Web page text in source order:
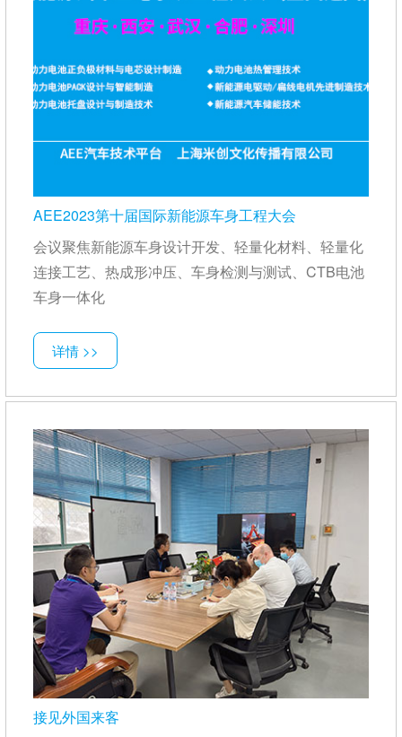
AEE2023第十届国际新能源车身工程大会
会议聚焦新能源车身设计开发、轻量化材料、轻量化
连接工艺、热成形冲压、车身检测与测试、CTB电池
车身一体化
详情 >>
接见外国来客